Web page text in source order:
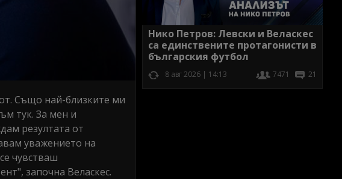
Също най-близките ми
тук. За мен и
резултата от
уважението на
чувстваш
започна Веласкес.
Нико Петров: Левски и Веласкес
са единствените протагонисти в
българския футбол
8 авг 2026 | 14:13 7471 21